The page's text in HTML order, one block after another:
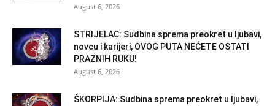
August 6, 2026
STRIJELAC: Sudbina sprema preokret u ljubavi,
novcu i karijeri, OVOG PUTA NEĆETE OSTATI
PRAZNIH RUKU!
August 6, 2026
ŠKORPIJA: Sudbina sprema preokret u ljubavi,